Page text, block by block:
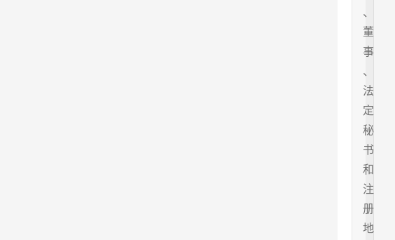
、
董
事
、
法
定
秘
书
和
注
册
地